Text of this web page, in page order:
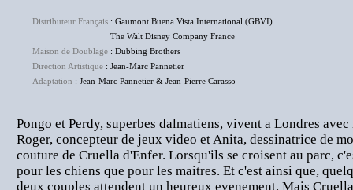
Distributeur Français : Gaumont Buena Vista International (GBVI)
The Walt Disney Company France
Maison de Doublage : Dubbing Brothers
Direction Artistique : Jean-Marc Pannetier
Adaptation : Jean-Marc Pannetier & Jean-Pierre Carasso
Pongo et Perdy, superbes dalmatiens, vivent a Londres
Roger, concepteur de jeux video et Anita, dessinatrice de
couture de Cruella d'Enfer. Lorsqu'ils se croisent au parc,
pour les chiens que pour les maitres. Et c'est ainsi que,
deux couples attendent un heureux evenement. Mais